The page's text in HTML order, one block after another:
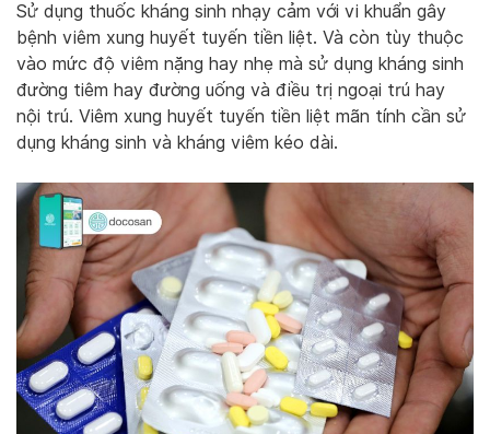
Sử dụng thuốc kháng sinh nhạy cảm với vi khuẩn gây
bệnh viêm xung huyết tuyến tiền liệt. Và còn tùy thuộc
vào mức độ viêm nặng hay nhẹ mà sử dụng kháng sinh
đường tiêm hay đường uống và điều trị ngoại trú hay
nội trú. Viêm xung huyết tuyến tiền liệt mãn tính cần sử
dụng kháng sinh và kháng viêm kéo dài.